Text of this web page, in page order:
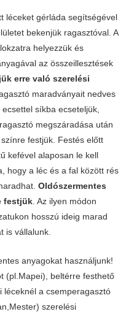
léceket gérláda segítségével
bekenjük ragasztóval. A
helyezzük és
az összeillesztések
erre való szerelési
maradványait nedves
síkba ecseteljük,
megszáradása után
festjük. Festés előtt
kefével alaposan le kell
hogy a léc és a fal között rés
Oldószermentes
festjük. Az ilyen módon
hosszú ideig marad
is vállalunk.
anyagokat használjunk!
(pl.Mapei), beltérre festhető
léceknél a csemperagasztó
szerelési